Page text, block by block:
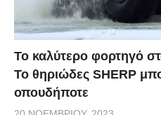
Το καλύτερο φορτηγό
Το θηριώδες SHERP
οπουδήποτε